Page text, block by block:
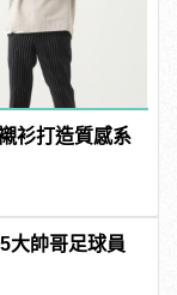
衫打造質感系
大帥哥足球員